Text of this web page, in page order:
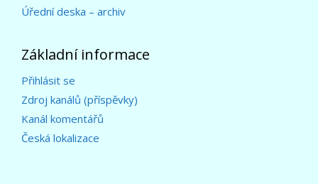
Úřední deska – archiv
Základní informace
Přihlásit se
Zdroj kanálů (příspěvky)
Kanál komentářů
Česká lokalizace